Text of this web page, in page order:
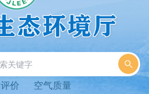
价 空气质量